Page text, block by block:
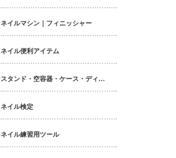
ネイルマシン｜フィニッシャー
ネイル便利アイテム
スタンド・空容器・ケース・ディスペンサー類
ネイル検定
ネイル練習用ツール